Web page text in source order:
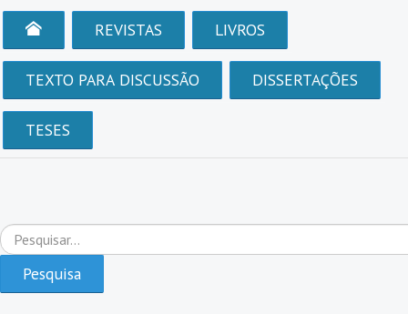
REVISTAS LIVROS
TEXTO PARA DISCUSSÃO DISSERTAÇÕES
TESES
Pesquisar...
Pesquisa